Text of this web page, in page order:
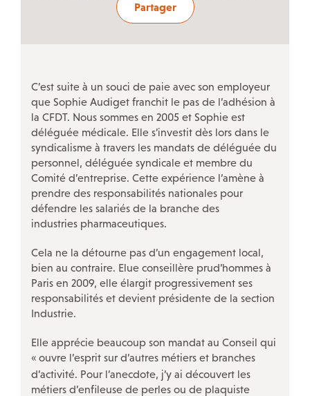
Adhérer à la CFDT
ÉVÉNEMENTS
Actualités
Campagnes
Décryptage
Outils militants
LA CFDT À PARIS
LE 7/9 : Un lieu d’accueil CFDT au service des salariés
Nos autres accueils à Paris
Nos instances
Nos ateliers-débats
Partager
C’est suite à un souci de paie avec son employeur
que Sophie Audiget franchit le pas de l’adhésion à
la CFDT. Nous sommes en 2005 et Sophie est
déléguée médicale. Elle s’investit dès lors dans le
syndicalisme à travers les mandats de déléguée du
personnel, déléguée syndicale et membre du
Comité d’entreprise. Cette expérience l’amène à
prendre des responsabilités nationales pour
défendre les salariés de la branche des
industries pharmaceutiques.
Cela ne la détourne pas d’un engagement local,
bien au contraire. Elue conseillère prud’hommes à
Paris en 2009, elle élargit progressivement ses
responsabilités et devient présidente de la section
Industrie.
Elle apprécie beaucoup son mandat au Conseil qui
« ouvre l’esprit sur d’autres métiers et branches
d’activité. Pour l’anecdote, j’y ai découvert les
métiers d’enfileuse de perles ou de plaquiste